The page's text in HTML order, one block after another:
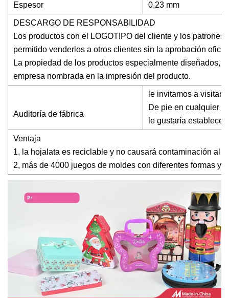
Espesor 0,23 mm
DESCARGO DE RESPONSABILIDAD
Los productos con el LOGOTIPO del cliente y los
permitido venderlos a otros clientes sin la aprobación
La propiedad de los productos especialmente diseñados,
empresa nombrada en la impresión del producto.
Auditoría de fábrica
le invitamos a visitar
De pie en cualquier
le gustaría
Ventaja
1, la hojalata es reciclable y no causará contaminación al
2, más de 4000 juegos de moldes con diferentes formas y